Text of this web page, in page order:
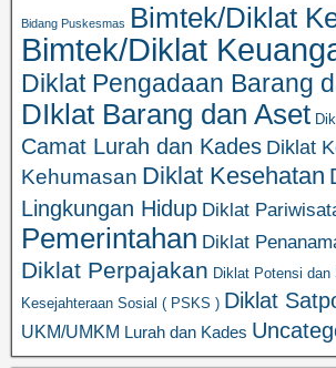
Bidang Puskesmas Bimtek/Diklat
Bimtek/Diklat
Diklat Pengadaan Barang
DIklat Barang dan Aset
Camat Lurah dan Kades Diklat
Kehumasan Diklat Kesehatan
Lingkungan Hidup Diklat
Pemerintahan Diklat
Diklat Perpajakan Diklat Potensi dan
Kesejahteraan Sosial ( PSKS ) Diklat
UKM/UMKM Lurah dan Kades